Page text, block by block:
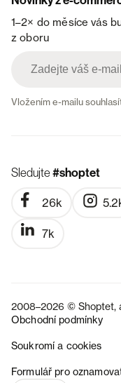
1–2× do měsíce vás
z oboru
Vložením e-mailu
Sledujte#shoptet
26k
7k
2008–2026 © Shoptet,
Obchodní podmínky
Soukromí a cookies
Formulář pro